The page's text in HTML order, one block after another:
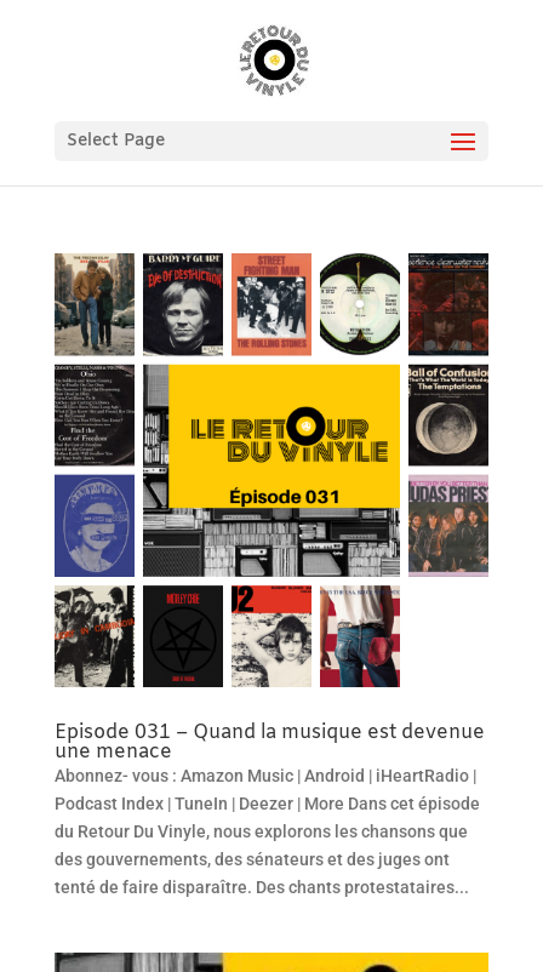
Select Page
Episode 031 – Quand la musique est devenue
une menace
Abonnez- vous : Amazon Music | Android | iHeartRadio |
Podcast Index | TuneIn | Deezer | More Dans cet épisode
du Retour Du Vinyle, nous explorons les chansons que
des gouvernements, des sénateurs et des juges ont
tenté de faire disparaître. Des chants protestataires...